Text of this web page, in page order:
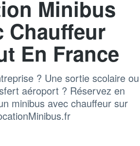
Minibus
Chauffeur
En France
? Une sortie scolaire ou
aéroport ? Réservez en
minibus avec chauffeur sur